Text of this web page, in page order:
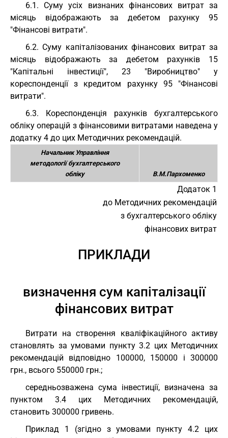
6.1. Суму усіх визнаних фінансових витрат за
місяць відображають за дебетом рахунку 95
"Фінансові витрати".
6.2. Суму капіталізованих фінансових витрат за
місяць відображають за дебетом рахунків 15
"Капітальні інвестиції", 23 "Виробництво" у
кореспонденції з кредитом рахунку 95 "Фінансові
витрати".
6.3. Кореспонденція рахунків бухгалтерського
обліку операцій з фінансовими витратами наведена у
додатку 4 до цих Методичних рекомендацій.
Начальник Управління
методології бухгалтерського
обліку
В.М.Пархоменко
Додаток 1
до Методичних рекомендацій
з бухгалтерського обліку
фінансових витрат
ПРИКЛАДИ
визначення сум капіталізації
фінансових витрат
Витрати на створення кваліфікаційного активу
становлять за умовами пункту 3.2 цих Методичних
рекомендацій відповідно 100000, 150000 і 300000
грн., всього 550000 грн.;
середньозважена сума інвестиції, визначена за
пунктом 3.4 цих Методичних рекомендацій,
становить 300000 гривень.
Приклад 1 (згідно з умовами пункту 4.2 цих